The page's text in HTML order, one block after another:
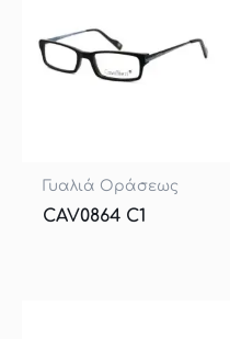
Γυαλιά Οράσεως
CAV0864 C1